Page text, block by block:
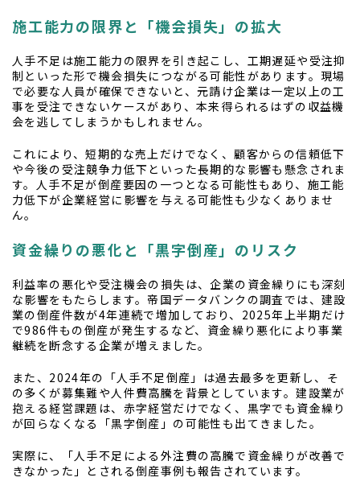
施工能力の限界と「機会損失」の拡大
人手不足は施工能力の限界を引き起こし、工期遅延や受注抑
制といった形で機会損失につながる可能性があります。現場
で必要な人員が確保できないと、元請け企業は一定以上の工
事を受注できないケースがあり、本来得られるはずの収益機
会を逃してしまうかもしれません。
これにより、短期的な売上だけでなく、顧客からの信頼低下
や今後の受注競争力低下といった長期的な影響も懸念されま
す。人手不足が倒産要因の一つとなる可能性もあり、施工能
力低下が企業経営に影響を与える可能性も少なくありませ
ん。
資金繰りの悪化と「黒字倒産」のリスク
利益率の悪化や受注機会の損失は、企業の資金繰りにも深刻
な影響をもたらします。帝国データバンクの調査では、建設
業の倒産件数が4年連続で増加しており、2025年上半期だけ
で986件もの倒産が発生するなど、資金繰り悪化により事業
継続を断念する企業が増えました。
また、2024年の「人手不足倒産」は過去最多を更新し、そ
の多くが募集難や人件費高騰を背景としています。建設業が
抱える経営課題は、赤字経営だけでなく、黒字でも資金繰り
が回らなくなる「黒字倒産」の可能性も出てきました。
実際に、「人手不足による外注費の高騰で資金繰りが改善で
きなかった」とされる倒産事例も報告されています。